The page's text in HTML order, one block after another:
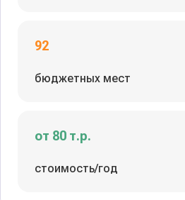
92
бюджетных мест
от 80 т.р.
стоимость/год